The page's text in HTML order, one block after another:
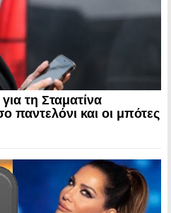
τη Σταματίνα
παντελόνι και οι μπότες